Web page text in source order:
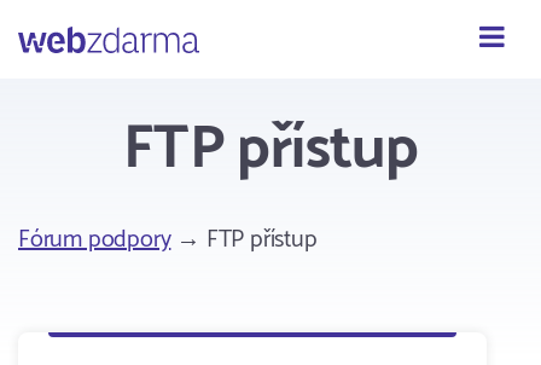
Webzdarma
FTP přístup
Fórum podpory→ FTP přístup